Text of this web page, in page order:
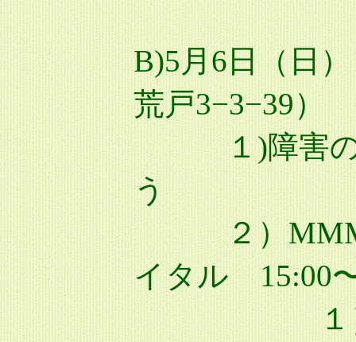
B)5月6日（日
荒戸3−3−39）
１)障害のあ
う
２）MMM
イタル 15:00
１）２